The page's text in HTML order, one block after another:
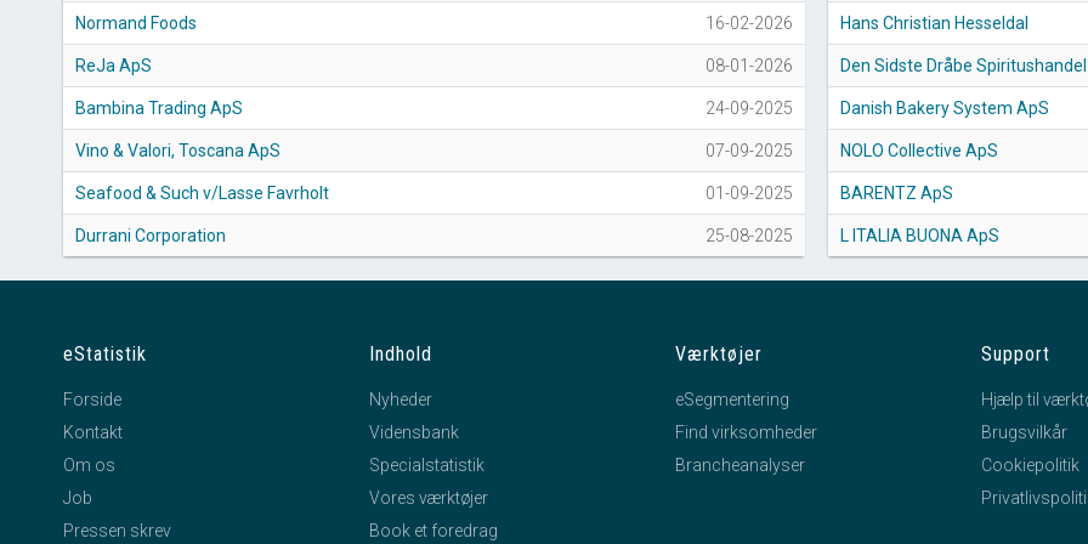
Normand Foods 16-02-2026
ReJa ApS 08-01-2026
Bambina Trading ApS 24-09-2025
Vino & Valori, Toscana ApS 07-09-2025
Seafood & Such v/Lasse Favrholt 01-09-2025
Durrani Corporation 25-08-2025
Hans Christian Hesseldal
Den Sidste Dråbe Spiritushandel
Danish Bakery System ApS
NOLO Collective ApS
BARENTZ ApS
L ITALIA BUONA ApS
eStatistik
Forside
Kontakt
Om os
Job
Pressen skrev
Indhold
Nyheder
Vidensbank
Specialstatistik
Vores værktøjer
Book et foredrag
Værktøjer
eSegmentering
Find virksomheder
Brancheanalyser
Support
Hjælp til
Brugsvilkår
Cookiepolitik